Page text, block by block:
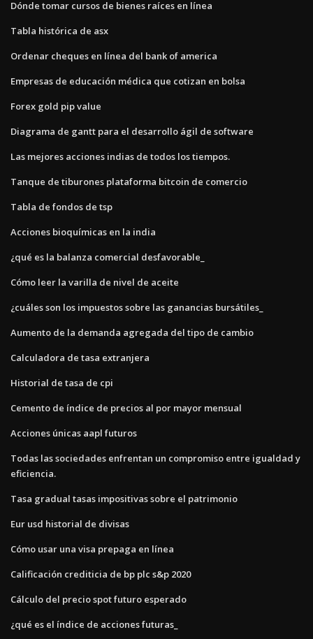
Dónde tomar cursos de bienes raíces en línea
Tabla histórica de asx
Ordenar cheques en línea del bank of america
Empresas de educación médica que cotizan en bolsa
Forex gold pip value
Diagrama de gantt para el desarrollo ágil de software
Las mejores acciones indias de todos los tiempos.
Tanque de tiburones plataforma bitcoin de comercio
Tabla de fondos de tsp
Acciones bioquímicas en la india
¿qué es la balanza comercial desfavorable_
Cómo leer la varilla de nivel de aceite
¿cuáles son los impuestos sobre las ganancias bursátiles_
Aumento de la demanda agregada del tipo de cambio
Calculadora de tasa extranjera
Historial de tasa de cpi
Cemento de índice de precios al por mayor mensual
Acciones únicas aapl futuros
Todas las sociedades enfrentan un compromiso entre igualdad y
eficiencia.
Tasa gradual tasas impositivas sobre el patrimonio
Eur usd historial de divisas
Cómo usar una visa prepaga en línea
Calificación crediticia de bp plc s&p 2020
Cálculo del precio spot futuro esperado
¿qué es el índice de acciones futuras_